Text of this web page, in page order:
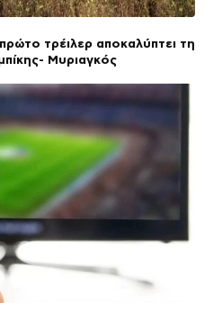
τρέιλερ αποκαλύπτει τη
Μυριαγκός